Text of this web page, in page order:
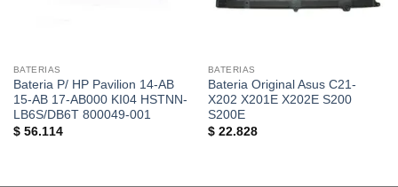
BATERIAS
Bateria P/ HP Pavilion 14-AB
15-AB 17-AB000 KI04 HSTNN-
LB6S/DB6T 800049-001
$56.114
BATERIAS
Bateria Original Asus C21-
X202 X201E X202E S200
S200E
$22.828